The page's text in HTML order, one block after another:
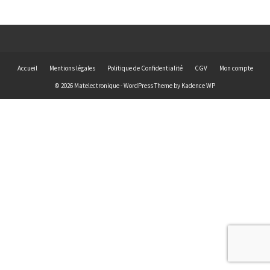
Accueil Mentions légales Politique de Confidentialité CGV Mon compte
© 2026 Matelectronique - WordPress Theme by Kadence WP